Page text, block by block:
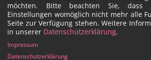
möchten. Bitte beachten Sie,
Einstellungen womöglich nicht mehr alle
Seite zur Verfügung stehen. Weitere
in unserer Datenschutzerklärung.
Impressum
Datenschutzerklärung